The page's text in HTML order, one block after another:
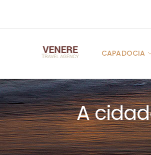
CAPADOCIA
A